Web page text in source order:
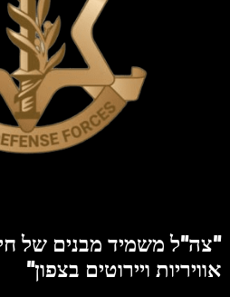
"צה"ל משמיד מבנים של
אוויריות ויירוטים בצפון"